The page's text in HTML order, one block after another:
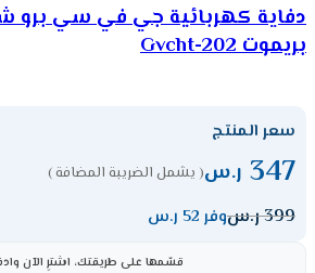
بريموت Gvcht-202
سعر المنتج
347 ر.س( يشمل الضريبة المضافة )
399ر.سوفر 52 ر.س
قسّمها على طريقتك، اشترِ الآن